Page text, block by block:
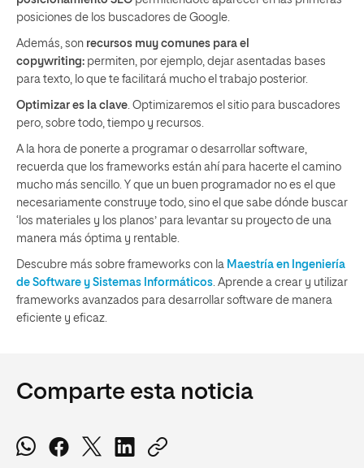
posiciones de los buscadores de Google.
Además, son recursos muy comunes para el
copywriting: permiten, por ejemplo, dejar asentadas bases
para texto, lo que te facilitará mucho el trabajo posterior.
Optimizar es la clave . Optimizaremos el sitio para buscadores
pero, sobre todo, tiempo y recursos.
A la hora de ponerte a programar o desarrollar software,
recuerda que los frameworks están ahí para hacerte el camino
mucho más sencillo. Y que un buen programador no es el que
necesariamente construye todo, sino el que sabe dónde buscar
‘los materiales y los planos’ para levantar su proyecto de una
manera más óptima y rentable.
Descubre más sobre frameworks con la Maestría en Ingeniería
de Software y Sistemas Informáticos . Aprende a crear y utilizar
frameworks avanzados para desarrollar software de manera
eficiente y eficaz.
Comparte esta noticia